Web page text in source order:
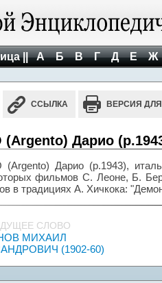
|| А Б В Г Д Е Ж
ССЫЛКА ВЕРСИЯ
Дарио
Дарио (р.1943),
фильмов С. Леоне, Б.
в традициях А. Хичкока:
СЛОВО
МИХАИЛ
(1902-60)